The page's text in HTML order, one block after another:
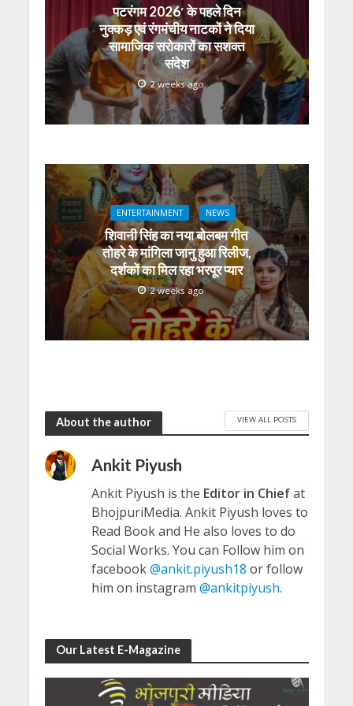
पटरंगम 2026′ के पहले दिन
नुक्कड़ एवं रंगमंचीय नाटकों ने दिया
सामाजिक सरोकारों का सशक्त
संदेश
2 weeks ago
ENTERTAINMENT NEWS
शिवानी सिंह का नया बोलबम गीत
तोहरे के मांगिला जानु हुआ रिलीज,
दर्शकों का मिल रहा भरपूर प्यार
2 weeks ago
About the author VIEW ALL POSTS
Ankit Piyush
Ankit Piyush is the Editor in Chiefat
BhojpuriMedia. Ankit Piyush loves to
Read Book and He also loves to do
Social Works. You can Follow him on
facebook@ankit.piyush18 or follow
him on instagram @ankitpiyush.
Our Latest E-Magazine